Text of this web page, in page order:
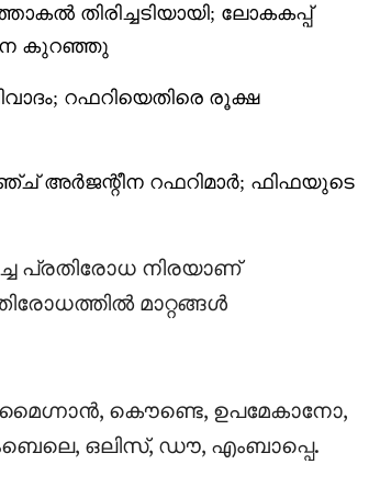
തിരിച്ചടിയായി; ലോകകപ്പ്
കുറഞ്ഞു
റഫറിയെതിരെ രൂക്ഷ
അർജന്റീന റഫറിമാർ; ഫിഫയുടെ
പ്രതിരോധ നിരയാണ്
മാറ്റങ്ങൾ
കൌണ്ടെ, ഉപമേകാനോ,
ഒലിസ്, ഡൗ, എംബാപ്പെ.